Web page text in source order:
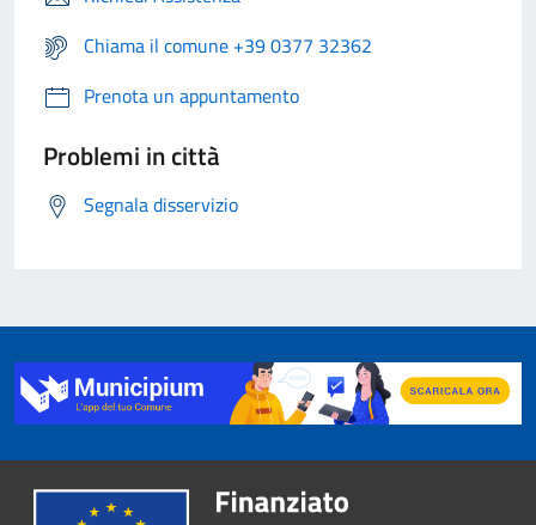
Chiama il comune +39 0377 32362
Prenota un appuntamento
Problemi in città
Segnala disservizio